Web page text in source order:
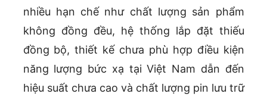
nhiều hạn chế như chất lượng sản phẩm
không đồng đều, hệ thống lắp đặt thiếu
đồng bộ, thiết kế chưa phù hợp điều kiện
năng lượng bức xạ tại Việt Nam dẫn đến
hiệu suất chưa cao và chất lượng pin lưu trữ